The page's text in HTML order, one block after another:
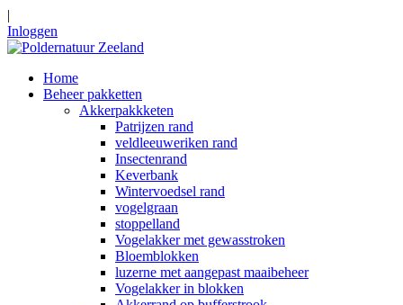
|
Inloggen
Home
Beheer pakketten
Akkerpakkketen
Patrijzen rand
veldleeuweriken rand
Insectenrand
Keverbank
Wintervoedsel rand
vogelgraan
stoppelland
Vogelakker met gewasstroken
Bloemblokken
luzerne met aangepast maaibeheer
Vogelakker in blokken